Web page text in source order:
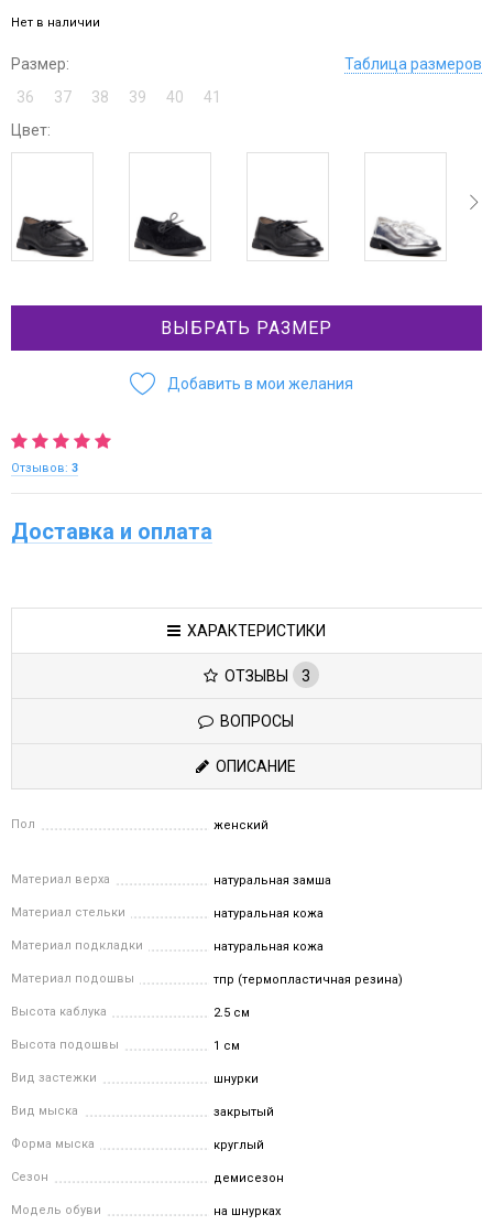
Нет в наличии
Размер:
Таблица размеров
36
37 38 39 40
41
Цвет:
ВЫБРАТЬ РАЗМЕР
Добавить в мои желания
Отзывов: 3
Доставка и оплата
ХАРАКТЕРИСТИКИ
ОТЗЫВЫ 3
ВОПРОСЫ
ОПИСАНИЕ
Пол женский
Материал верха натуральная замша
Материал стельки натуральная кожа
Материал подкладки натуральная кожа
Материал подошвы тпр (термопластичная резина)
Высота каблука 2.5 см
Высота подошвы 1 см
Вид застежки шнурки
Вид мыска закрытый
Форма мыска круглый
Сезон демисезон
Модель обуви на шнурках